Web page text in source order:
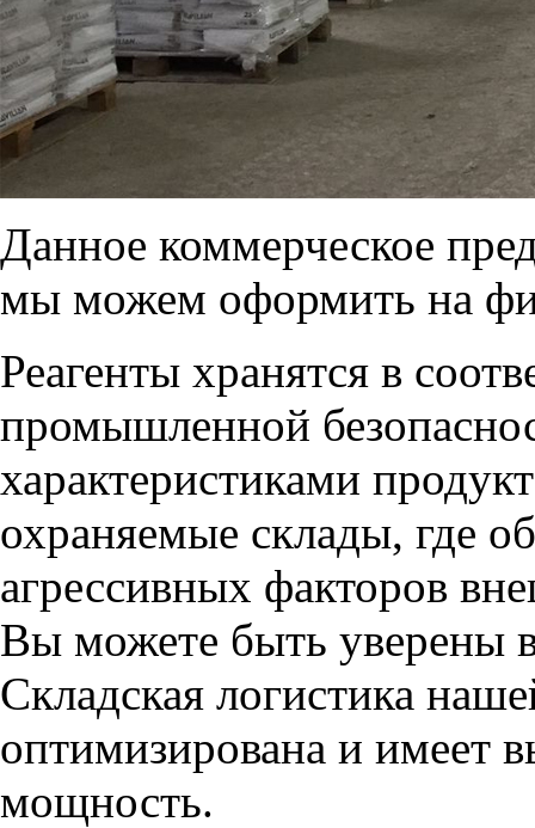
Данное коммерческое
мы можем оформить на
Реагенты хранятся в
промышленной
характеристиками
охраняемые склады, где
агрессивных факторов
Вы можете быть уверены
Складская логистика
оптимизирована и имеет
мощность.